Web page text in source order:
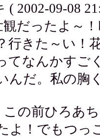
( 2002-09-08
だったよ～！
行きた～い！
てなんかすご
んだ。私の胸
の前ひろあち
よ！でもつっ